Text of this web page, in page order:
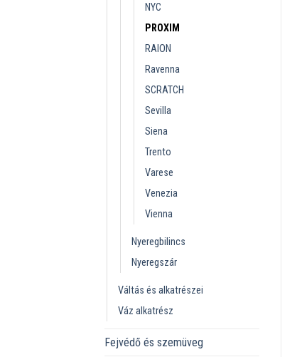
NYC
PROXIM
RAION
Ravenna
SCRATCH
Sevilla
Siena
Trento
Varese
Venezia
Vienna
Nyeregbilincs
Nyeregszár
Váltás és alkatrészei
Váz alkatrész
Fejvédő és szemüveg